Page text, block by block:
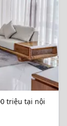
triệu tại nội